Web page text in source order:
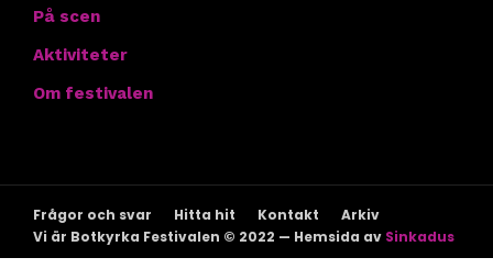
På scen
Aktiviteter
Om festivalen
Frågor och svar Hitta hit Kontakt
Arkiv
Vi är Botkyrka Festivalen © 2022 — Hemsida av Sinkadus